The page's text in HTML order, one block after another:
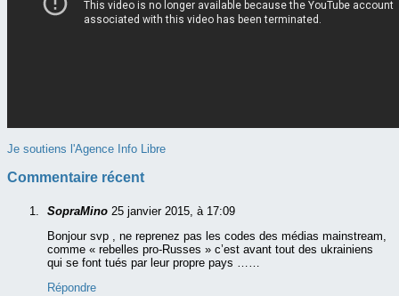
Je soutiens l'Agence Info Libre
Commentaire récent
SopraMino 25 janvier 2015, à 17:09
Bonjour svp , ne reprenez pas les codes des médias mainstream,
comme « rebelles pro-Russes » c’est avant tout des ukrainiens
qui se font tués par leur propre pays ……
Répondre